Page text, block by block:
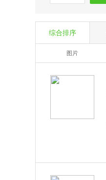
综合排序
图片